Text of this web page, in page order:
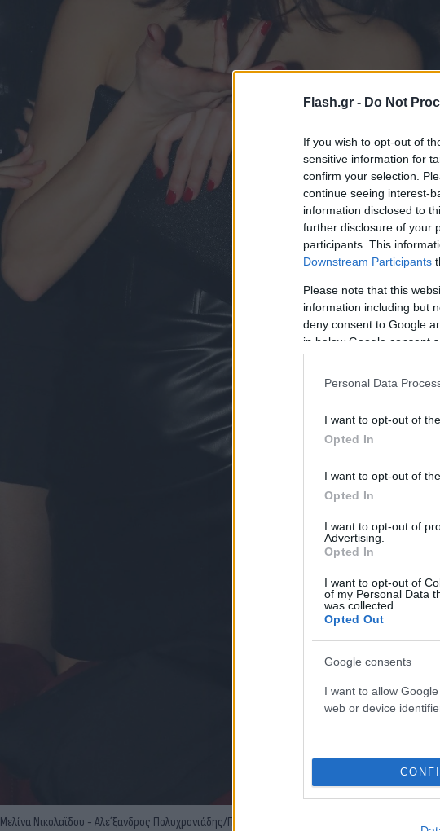
Flash.gr - Do Not
If you wish to opt-out of
sensitive information for
confirm your selection.
continue seeing interest-
information disclosed to
further disclosure of your
participants. This
Downstream Participants
Please note that this
information including but
deny consent to Google
in below Google consent
Personal Data
I want to opt-out of
Opted In
I want to opt-out of
Opted In
I want to opt-out of
Advertising.
Opted In
I want to opt-out of
of my Personal Data
was collected.
Opted Out
Google consents
I want to allow
web or device
Μελίνα Νικολαϊδου - Αλε΄ξανδρος Πολυχρονιάδης/Πηγή: Ndp